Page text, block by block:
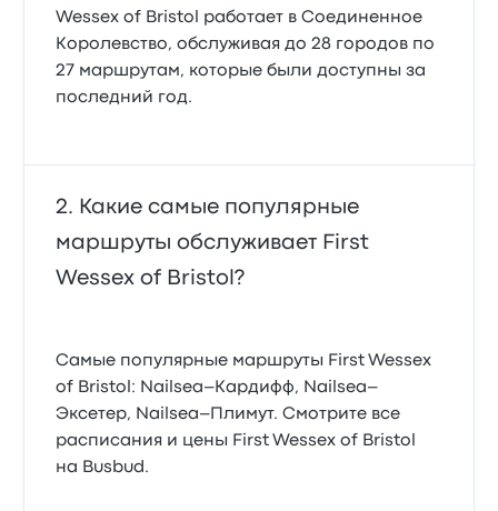
Wessex of Bristol работает в Соединенное
Королевство, обслуживая до 28 городов по
27 маршрутам, которые были доступны за
последний год.
Какие самые популярные
маршруты обслуживает First
Wessex of Bristol?
Самые популярные маршруты First Wessex
of Bristol: Nailsea–Кардифф, Nailsea–
Эксетер, Nailsea–Плимут. Смотрите все
расписания и цены First Wessex of Bristol
на Busbud.